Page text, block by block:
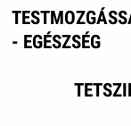
- EGÉSZSÉG